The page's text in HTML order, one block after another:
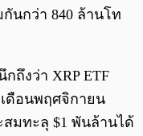
นกว่า 840 ล้านโท
ถึงว่า XRP ETF
เดือนพฤศจิกายน
สมทะลุ $1 พันล้านได้